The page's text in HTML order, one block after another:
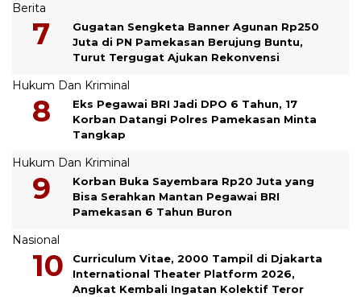
Berita
Gugatan Sengketa Banner Agunan Rp250
Juta di PN Pamekasan Berujung Buntu,
Turut Tergugat Ajukan Rekonvensi
Hukum Dan Kriminal
Eks Pegawai BRI Jadi DPO 6 Tahun, 17
Korban Datangi Polres Pamekasan Minta
Tangkap
Hukum Dan Kriminal
Korban Buka Sayembara Rp20 Juta yang
Bisa Serahkan Mantan Pegawai BRI
Pamekasan 6 Tahun Buron
Nasional
Curriculum Vitae, 2000 Tampil di Djakarta
International Theater Platform 2026,
Angkat Kembali Ingatan Kolektif Teror